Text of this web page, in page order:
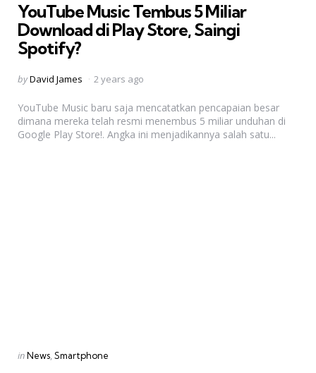
YouTube Music Tembus 5 Miliar
Download di Play Store, Saingi
Spotify?
Posted
byDavid James 2 years ago
YouTube Music baru saja mencatatkan pencapaian besar
dimana mereka telah resmi menembus 5 miliar unduhan di
Google Play Store!. Angka ini menjadikannya salah satu...
Categories
Posted
inNews Smartphone